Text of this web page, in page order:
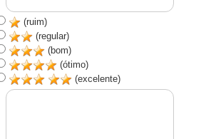
(ruim)
(regular)
(bom)
(ótimo)
(excelente)